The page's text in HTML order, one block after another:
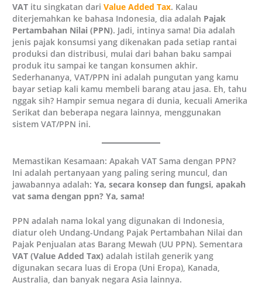
VAT itu singkatan dariValue Added Tax. Kalau
diterjemahkan ke bahasa Indonesia, dia adalah Pajak
Pertambahan Nilai (PPN). Jadi, intinya sama! Dia adalah
jenis pajak konsumsi yang dikenakan pada setiap rantai
produksi dan distribusi, mulai dari bahan baku sampai
produk itu sampai ke tangan konsumen akhir.
Sederhananya, VAT/PPN ini adalah pungutan yang kamu
bayar setiap kali kamu membeli barang atau jasa. Eh, tahu
nggak sih? Hampir semua negara di dunia, kecuali Amerika
Serikat dan beberapa negara lainnya, menggunakan
sistem VAT/PPN ini.
Memastikan Kesamaan: Apakah VAT Sama dengan PPN?
Ini adalah pertanyaan yang paling sering muncul, dan
jawabannya adalah:Ya, secara konsep dan fungsi, apakah
vat sama dengan ppn? Ya, sama!
PPN adalah nama lokal yang digunakan di Indonesia,
diatur oleh Undang-Undang Pajak Pertambahan Nilai dan
Pajak Penjualan atas Barang Mewah (UU PPN). Sementara
VAT (Value Added Tax) adalah istilah generik yang
digunakan secara luas di Eropa (Uni Eropa), Kanada,
Australia, dan banyak negara Asia lainnya.